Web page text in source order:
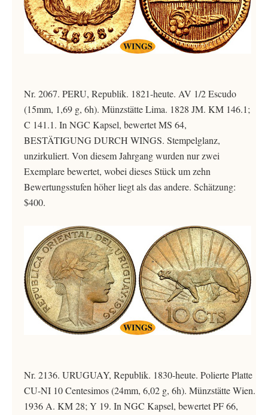
Nr. 2067. PERU, Republik. 1821-heute. AV 1/2 Escudo
(15mm, 1,69 g, 6h). Münzstätte Lima. 1828 JM. KM 146.1;
C 141.1. In NGC Kapsel, bewertet MS 64,
BESTÄTIGUNG DURCH WINGS. Stempelglanz,
unzirkuliert. Von diesem Jahrgang wurden nur zwei
Exemplare bewertet, wobei dieses Stück um zehn
Bewertungsstufen höher liegt als das andere. Schätzung:
$400.
Nr. 2136. URUGUAY, Republik. 1830-heute. Polierte Platte
CU-NI 10 Centesimos (24mm, 6,02 g, 6h). Münzstätte Wien.
1936 A. KM 28; Y 19. In NGC Kapsel, bewertet PF 66,